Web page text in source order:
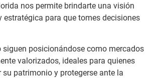
nos permite brindarte una visión
estratégica para que tomes decisiones
siguen posicionándose como mercados
valorizados, ideales para quienes
su patrimonio y protegerse ante la